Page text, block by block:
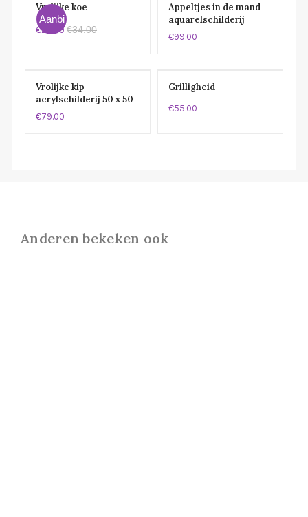
Aanbi
Vrolijke koe
€27.50€34.00
Appeltjes in de mand
aquarelschilderij
60×50 cm
€99.00
Vrolijke kip
acrylschilderij 50 x 50
cm
€79.00
Grilligheid
€55.00
Anderen bekeken ook